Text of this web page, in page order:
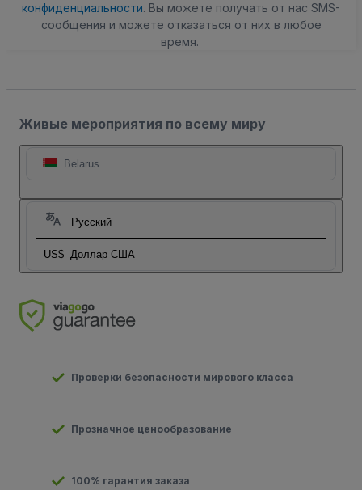
конфиденциальности. Вы можете получать от нас SMS-
сообщения и можете отказаться от них в любое
время.
Живые мероприятия по всему миру
Belarus
Русский
US$ Доллар США
Проверки безопасности мирового класса
Прозначное ценообразование
100% гарантия заказа